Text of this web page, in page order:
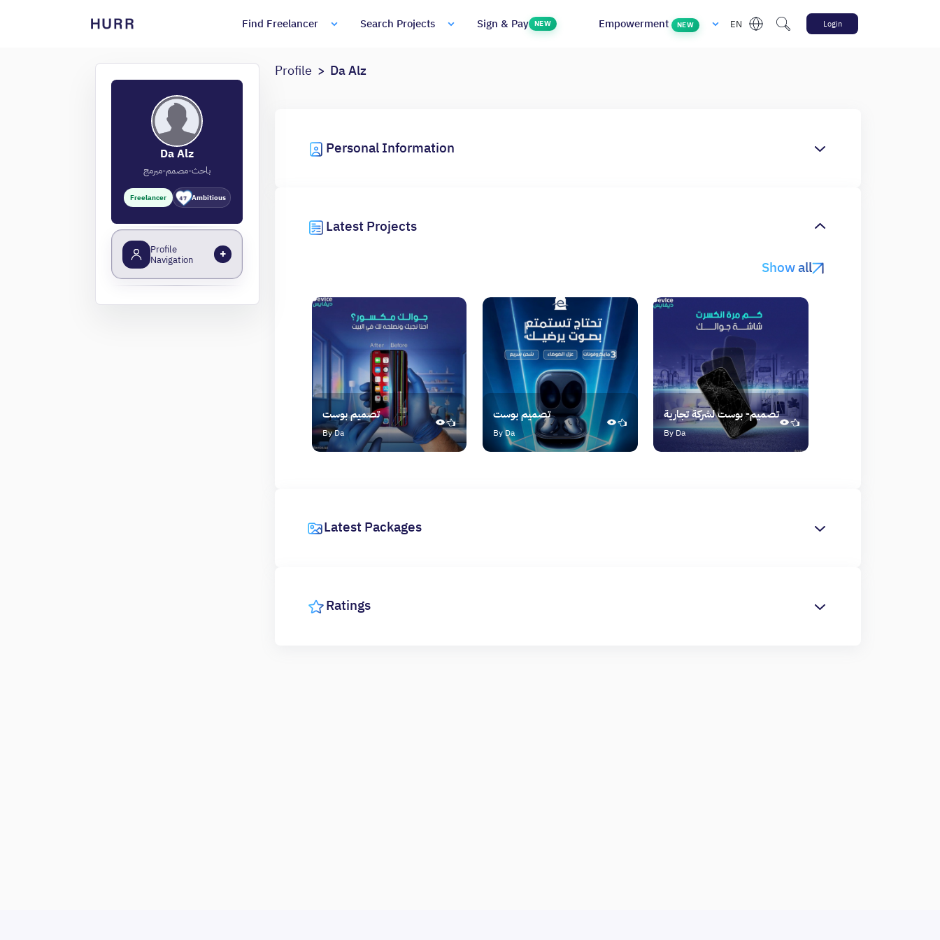
EN Login
Find Freelancer Search Projects Sign & Pay NEW Empowerment NEW
Da Alz
باحث-مصمم-مبرمج
Freelancer 47 Ambitious
Profile
Navigation +
Profile Da Alz
Personal Information
Latest Projects
Show all
تصميم بوست
By Da
تصميم بوست
By Da
تصميم- بوست لشركة تجارية
By Da
Latest Packages
Ratings